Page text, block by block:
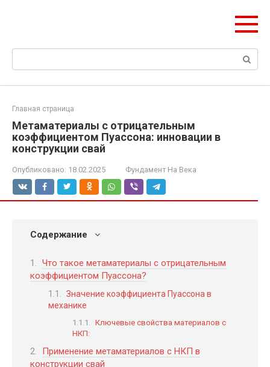
Поиск:
Главная страница
Метаматериалы с отрицательным
коэффициентом Пуассона: инновации в
конструкции свай
Опубликовано: 18.02.2025 Фундамент На Века
Содержание
Что такое метаматериалы с отрицательным
коэффициентом Пуассона?
Значение коэффициента Пуассона в
механике
Ключевые свойства материалов с
НКП:
Применение метаматериалов с НКП в
конструкции свай